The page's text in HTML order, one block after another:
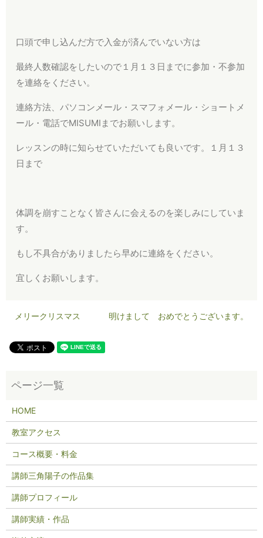
口頭で申し込んだ方で入金が済んでいない方は
最終人数確認をしたいので１月１３日までに参加・不参加
を連絡をください。
連絡方法、パソコンメール・スマフォメール・ショートメ
ール・電話でMISUMIまでお願いします。
レッスンの時に知らせていただいても良いです。１月１３
日まで
体調を崩すことなく皆さんに会えるのを楽しみにしていま
す。
もし不具合がありましたら早めに連絡をください。
宜しくお願いします。
メリークリスマス 明けまして おめでとうございます。
HOME
教室アクセス
コース概要・料金
講師三角陽子の作品集
講師プロフィール
講師実績・作品